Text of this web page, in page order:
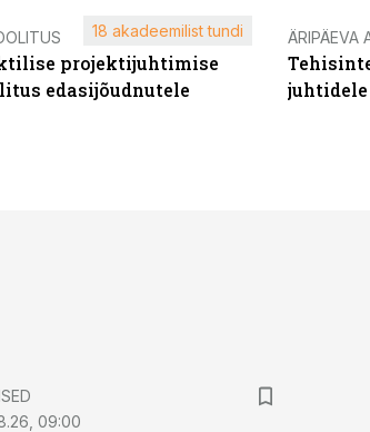
projektijuhtimise
edasijõudnutele
18 akadeemilist tundi ÄRIPÄEVA
09:00